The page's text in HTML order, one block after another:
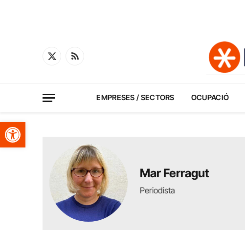
Obre la barra d'eines
X
RSS
EMPRESES / SECTORS OCUPACIÓ
Mar Ferragut
Periodista